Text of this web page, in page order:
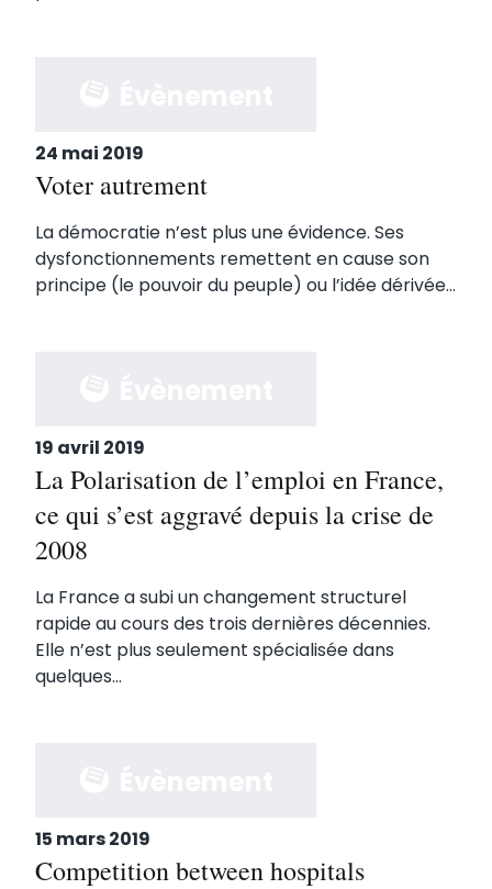
24 mai 2019
Voter autrement
La démocratie n’est plus une évidence. Ses
dysfonctionnements remettent en cause son
principe (le pouvoir du peuple) ou l’idée dérivée...
19 avril 2019
La Polarisation de l’emploi en France,
ce qui s’est aggravé depuis la crise de
2008
La France a subi un changement structurel
rapide au cours des trois dernières décennies.
Elle n’est plus seulement spécialisée dans
quelques...
15 mars 2019
Competition between hospitals